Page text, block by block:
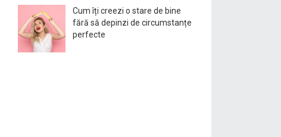
Cum îți creezi o stare de bine
fără să depinzi de circumstanțe
perfecte